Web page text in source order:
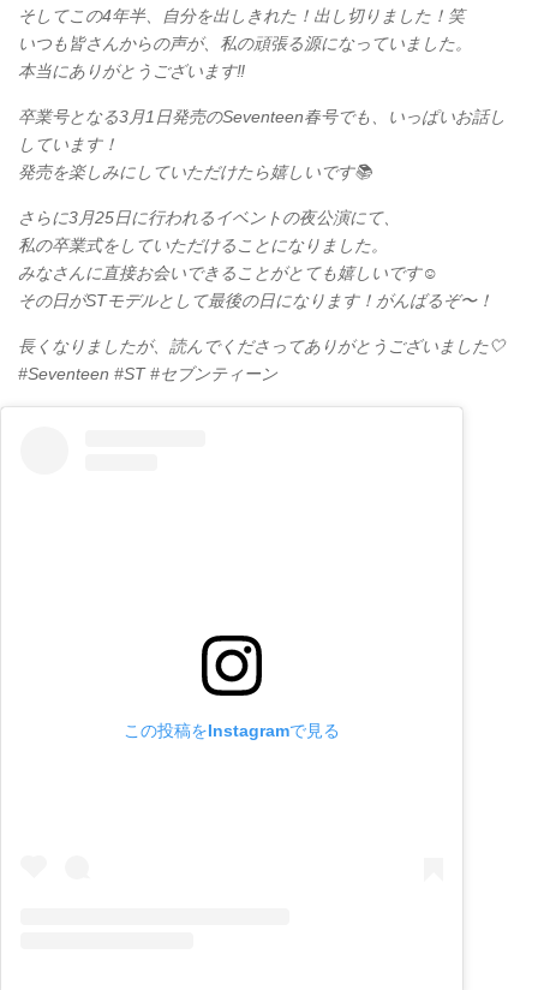
そしてこの4年半、自分を出しきれた！出し切りました！笑
いつも皆さんからの声が、私の頑張る源になっていました。
本当にありがとうございます‼︎
卒業号となる3月1日発売のSeventeen春号でも、いっぱいお話し
しています！
発売を楽しみにしていただけたら嬉しいです📚
さらに3月25日に行われるイベントの夜公演にて、
私の卒業式をしていただけることになりました。
みなさんに直接お会いできることがとても嬉しいです☺️
その日がSTモデルとして最後の日になります！がんばるぞ〜！
長くなりましたが、読んでくださってありがとうございました🤍
#Seventeen #ST #セブンティーン
この投稿をInstagramで見る